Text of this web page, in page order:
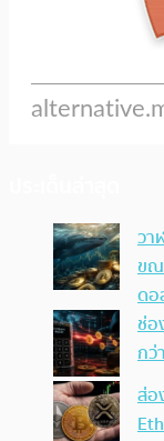
วา
ขณ
ดอ
ช่อ
กว่
ส่อ